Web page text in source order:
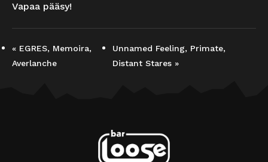
Vapaa pääsy!
« EGRES, Memoira,
Averlanche
Unnamed Feeling, Primate,
Distant Stares »